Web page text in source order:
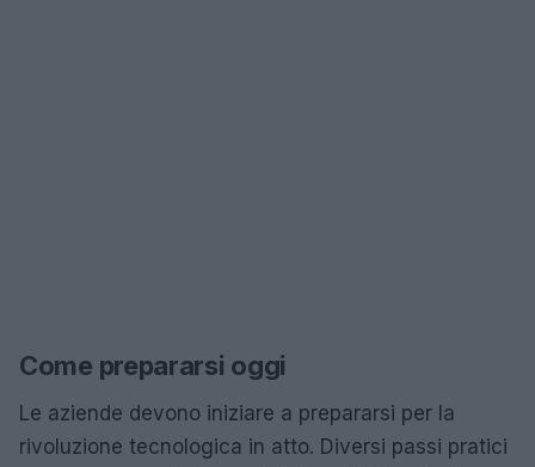
Come prepararsi oggi
Le aziende devono iniziare a prepararsi per la
rivoluzione tecnologica in atto. Diversi passi pratici